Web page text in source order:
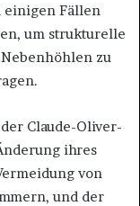
einigen Fällen
um strukturelle
zu
Claude-Oliver-
ihres
von
und der